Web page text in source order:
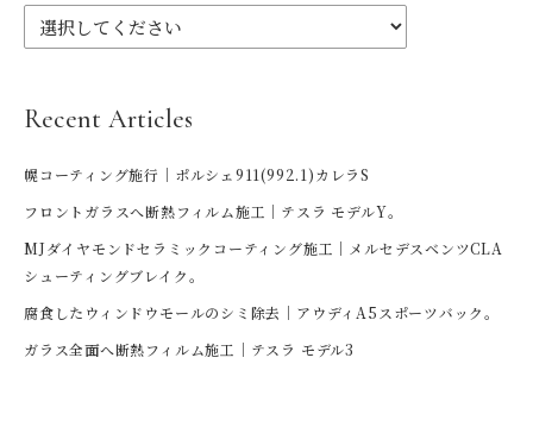
Recent Articles
幌コーティング施行｜ポルシェ911(992.1)カレラS
フロントガラスへ断熱フィルム施工｜テスラ モデルY。
MJダイヤモンドセラミックコーティング施工｜メルセデスベンツCLA
シューティングブレイク。
腐食したウィンドウモールのシミ除去｜アウディA5スポーツバック。
ガラス全面へ断熱フィルム施工｜テスラ モデル3